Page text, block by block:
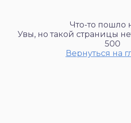
Что-то пошло
Увы, но такой страницы
500
Вернуться на